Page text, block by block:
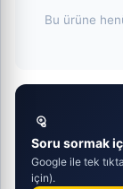
Bu ürüne
Soru sormak
Google ile tek
için).